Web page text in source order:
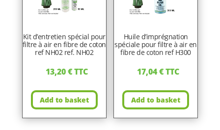
Kit d’entretien spécial pour
filtre à air en fibre de coton
ref NH02 ref. NH02
13,20€TTC
Add to basket
Huile d’imprégnation
spéciale pour filtre à air en
fibre de coton ref H300
17,04€TTC
Add to basket